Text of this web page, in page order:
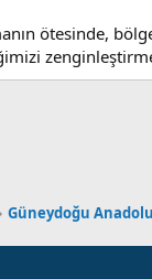
ötesinde,
Güneydoğu